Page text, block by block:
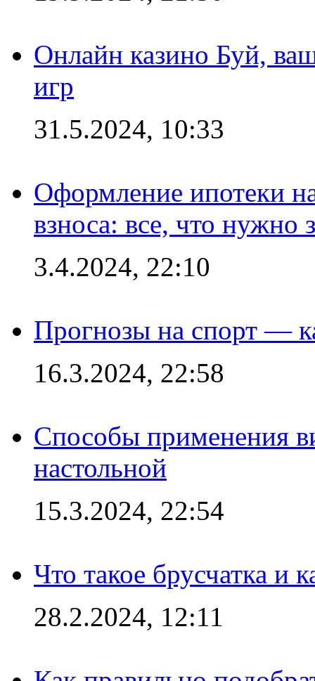
Онлайн казино Буй,
игр
31.5.2024, 10:33
Оформление ипотеки
взноса: все, что нужно
3.4.2024, 22:10
Прогнозы на спорт —
16.3.2024, 22:58
Способы применения
настольной
15.3.2024, 22:54
Что такое брусчатка и
28.2.2024, 12:11